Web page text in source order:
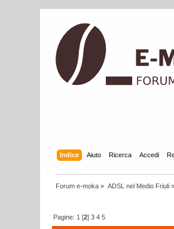
Indice Aiuto Ricerca Accedi
Forum e-moka » ADSL nel Medio Friuli»
Pagine: 1 [2]3 4 5